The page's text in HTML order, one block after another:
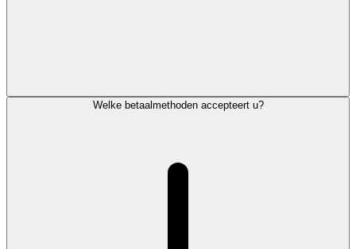
Welke betaalmethoden accepteert u?